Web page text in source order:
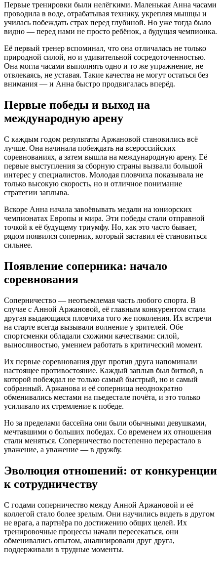
Первые тренировки были нелёгкими. Маленькая Анна часами
проводила в воде, отрабатывая технику, укрепляя мышцы и
училась побеждать страх перед глубиной. Но уже тогда было
видно — перед нами не просто ребёнок, а будущая чемпионка.
Её первый тренер вспоминал, что она отличалась не только
природной силой, но и удивительной сосредоточенностью.
Она могла часами выполнять одно и то же упражнение, не
отвлекаясь, не уставая. Такие качества не могут остаться без
внимания — и Анна быстро продвигалась вперёд.
Первые победы и выход на
международную арену
С каждым годом результаты Аржановой становились всё
лучше. Она начинала побеждать на всероссийских
соревнованиях, а затем вышла на международную арену. Её
первые выступления за сборную страны вызвали большой
интерес у специалистов. Молодая пловчиха показывала не
только высокую скорость, но и отличное понимание
стратегии заплыва.
Вскоре Анна начала завоёвывать медали на юниорских
чемпионатах Европы и мира. Эти победы стали отправной
точкой к её будущему триумфу. Но, как это часто бывает,
рядом появился соперник, который заставил её становиться
сильнее.
Появление соперника: начало
соревнования
Соперничество — неотъемлемая часть любого спорта. В
случае с Анной Аржановой, её главным конкурентом стала
другая выдающаяся пловчиха того же поколения. Их встречи
на старте всегда вызывали волнение у зрителей. Обе
спортсменки обладали схожими качествами: силой,
выносливостью, умением работать в критический момент.
Их первые соревнования друг против друга напоминали
настоящее противостояние. Каждый заплыв был битвой, в
которой побеждал не только самый быстрый, но и самый
собранный. Аржанова и её соперница неоднократно
обменивались местами на пьедестале почёта, и это только
усиливало их стремление к победе.
Но за пределами бассейна они были обычными девушками,
мечтавшими о больших победах. Со временем их отношения
стали меняться. Соперничество постепенно перерастало в
уважение, а уважение — в дружбу.
Эволюция отношений: от конкуренции
к сотрудничеству
С годами соперничество между Анной Аржановой и её
коллегой стало более зрелым. Они научились видеть в другом
не врага, а партнёра по достижению общих целей. Их
тренировочные процессы начали пересекаться, они
обменивались опытом, анализировали друг друга,
поддерживали в трудные моменты.